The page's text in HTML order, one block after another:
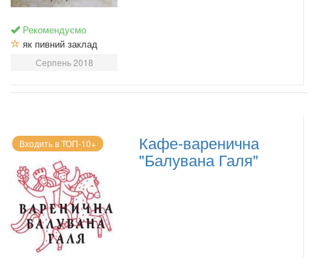
Рекомендуємо
як пивний заклад
Серпень 2018
Входить в ТОП-10+ Кафе-варенична
"Балувана Галя"